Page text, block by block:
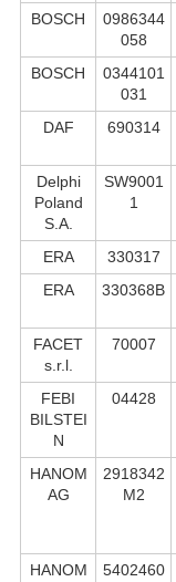
BOSCH
0986344
058
BOSCH
0344101
031
DAF
690314
Delphi
Poland
S.А.
SW9001
1
ERA 330317
ERA
330368B
FACET
s.r.l.
70007
FEBI
BILSTEI
N
04428
HANOM
AG
2918342
M2
HANOM
5402460